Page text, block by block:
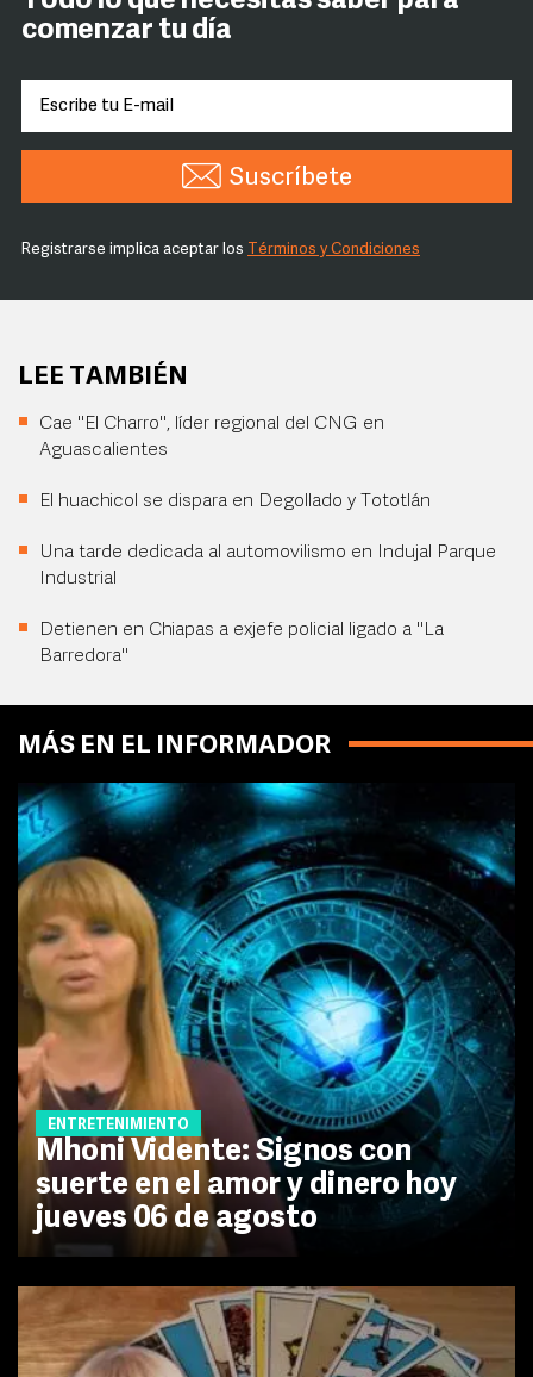
comenzar tu día
Suscríbete
Registrarse implica aceptar los Términos y Condiciones
LEE TAMBIÉN
Cae "El Charro", líder regional del CNG en
Aguascalientes
El huachicol se dispara en Degollado y Tototlán
Una tarde dedicada al automovilismo en Indujal Parque
Industrial
Detienen en Chiapas a exjefe policial ligado a "La
Barredora"
MÁS EN EL INFORMADOR
ENTRETENIMIENTO
Mhoni Vidente: Signos con
suerte en el amor y dinero hoy
jueves 06 de agosto